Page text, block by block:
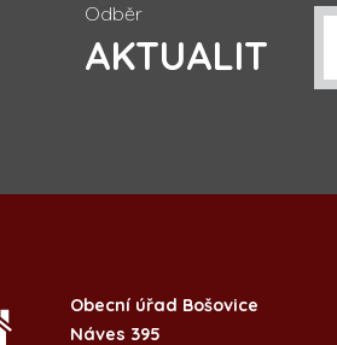
Odběr
AKTUALIT
Obecní úřad Bošovice
Náves 395